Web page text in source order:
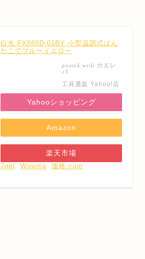
白光 FX888D-01BY 小型温調式はん
だこてブルーイエロー
posted with カエレ
バ
工具通販 Yahoo!店
Yahooショッピング
Amazon
楽天市場
7net
Wowma 価格.com